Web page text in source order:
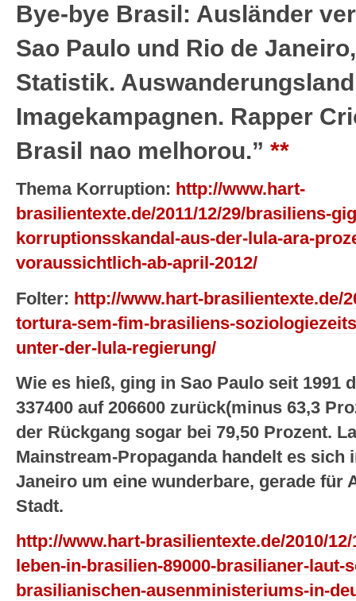
Bye-bye Brasil: Ausländer
Sao Paulo und Rio de
Statistik.
Imagekampagnen. Rapper
Brasil nao melhorou.” **
Thema Korruption: http://www.hart-
brasilientexte.de/2011/12/29/brasiliens-
korruptionsskandal-aus-der-lula-ara-
voraussichtlich-ab-april-2012/
Folter: http://www.hart-brasilientexte.de/
tortura-sem-fim-brasiliens-
unter-der-lula-regierung/
Wie es hieß, ging in Sao Paulo seit 1991
337400 auf 206600 zurück(minus 63,3
der Rückgang sogar bei 79,50 Prozent.
Mainstream-Propaganda handelt es sich
Janeiro um eine wunderbare, gerade für
Stadt.
http://www.hart-brasilientexte.de/2010/
leben-in-brasilien-89000-brasilianer-laut-
brasilianischen-ausenministeriums-in-